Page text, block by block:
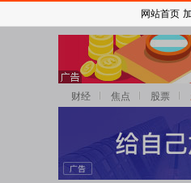
财经 焦点 股票
网站首页